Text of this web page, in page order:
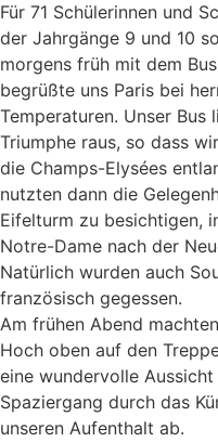
Für 71 Schülerinnen und
der Jahrgänge 9 und 10
morgens früh mit dem
begrüßte uns Paris bei
Temperaturen. Unser Bus
Triumphe raus, so dass
die Champs-Elysées
nutzten dann die
Eifelturm zu besichtigen,
Notre-Dame nach der
Natürlich wurden auch
französisch gegessen.
Am frühen Abend
Hoch oben auf den
eine wundervolle
Spaziergang durch das
unseren Aufenthalt ab.